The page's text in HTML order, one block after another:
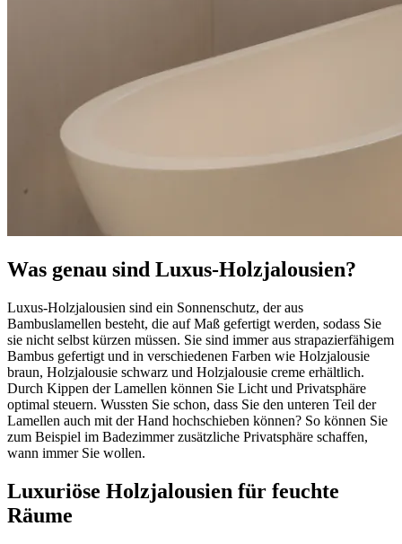
Was genau sind Luxus-Holzjalousien?
Luxus-Holzjalousien sind ein Sonnenschutz, der aus
Bambuslamellen besteht, die auf Maß gefertigt werden, sodass Sie
sie nicht selbst kürzen müssen. Sie sind immer aus strapazierfähigem
Bambus gefertigt und in verschiedenen Farben wie Holzjalousie
braun, Holzjalousie schwarz und Holzjalousie creme erhältlich.
Durch Kippen der Lamellen können Sie Licht und Privatsphäre
optimal steuern. Wussten Sie schon, dass Sie den unteren Teil der
Lamellen auch mit der Hand hochschieben können? So können Sie
zum Beispiel im Badezimmer zusätzliche Privatsphäre schaffen,
wann immer Sie wollen.
Luxuriöse Holzjalousien für feuchte
Räume